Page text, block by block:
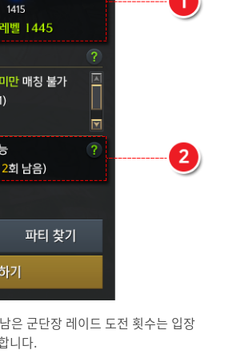
은 군단장 레이드 도전 횟수는 입장
니다.